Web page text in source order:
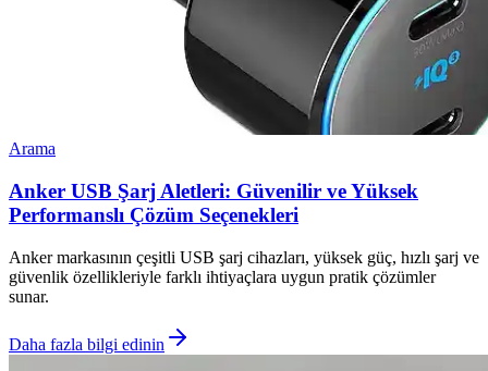
Arama
Anker USB Şarj Aletleri: Güvenilir ve Yüksek
Performanslı Çözüm Seçenekleri
Anker markasının çeşitli USB şarj cihazları, yüksek güç, hızlı şarj ve
güvenlik özellikleriyle farklı ihtiyaçlara uygun pratik çözümler
sunar.
Daha fazla bilgi edinin